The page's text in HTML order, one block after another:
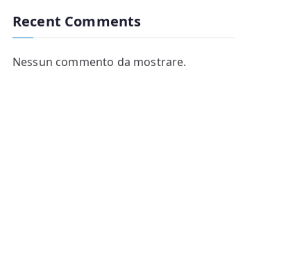
Recent Comments
Nessun commento da mostrare.